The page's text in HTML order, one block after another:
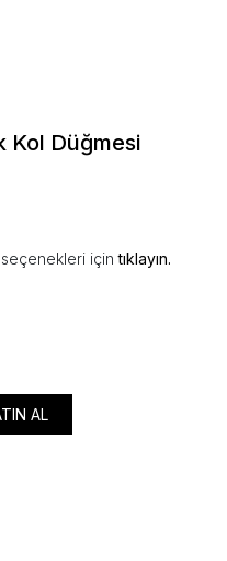
Kol Düğmesi
içintıklayın.
AL